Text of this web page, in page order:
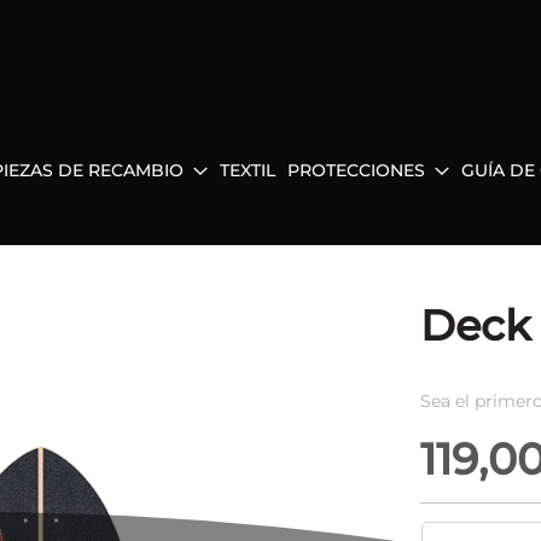
DE RECAMBIO TEXTIL PROTECCIONES GUÍA DE
Sea el